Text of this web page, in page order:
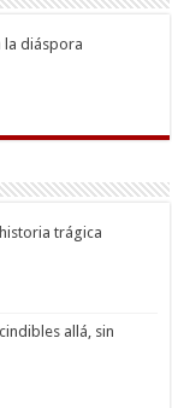
la diáspora
trágica
allá, sin